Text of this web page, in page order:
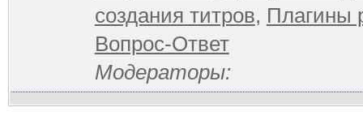
создания титров, Плагины
Вопрос-Ответ
Модераторы: